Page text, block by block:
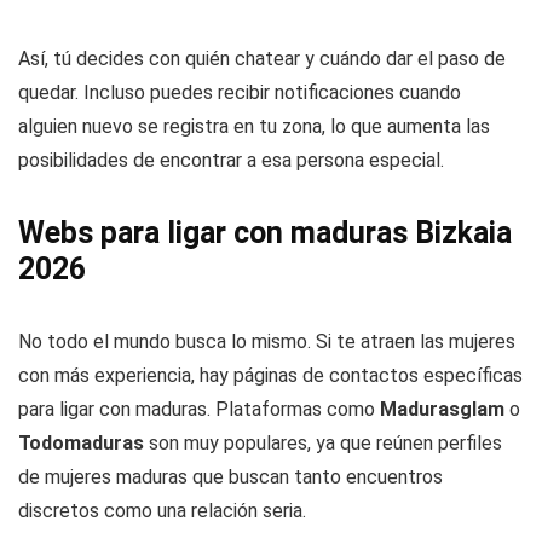
Así, tú decides con quién chatear y cuándo dar el paso de
quedar. Incluso puedes recibir notificaciones cuando
alguien nuevo se registra en tu zona, lo que aumenta las
posibilidades de encontrar a esa persona especial.
Webs para ligar con maduras Bizkaia
2026
No todo el mundo busca lo mismo. Si te atraen las mujeres
con más experiencia, hay páginas de contactos específicas
para ligar con maduras. Plataformas como Madurasglam o
Todomaduras son muy populares, ya que reúnen perfiles
de mujeres maduras que buscan tanto encuentros
discretos como una relación seria.